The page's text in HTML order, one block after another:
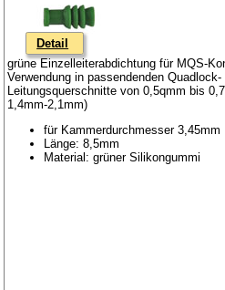
Detail
grüne Einzelleiterabdichtung für MQS-
Verwendung in passendenden
Leitungsquerschnitte von 0,5qmm bis
1,4mm-2,1mm)
für Kammerdurchmesser 3,45mm
Länge: 8,5mm
Material: grüner Silikongummi